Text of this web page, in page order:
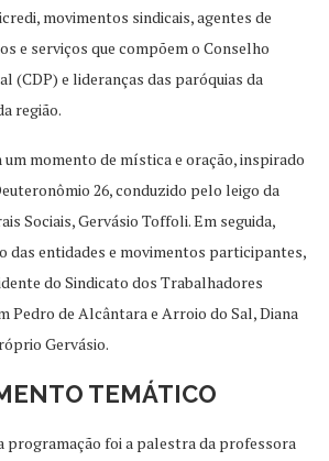
movimentos sindicais, agentes de
e serviços que compõem o Conselho
(CDP) e lideranças das paróquias da
região.
um momento de mística e oração, inspirado
26, conduzido pelo leigo da
Sociais, Gervásio Toffoli. Em seguida,
das entidades e movimentos participantes,
do Sindicato dos Trabalhadores
Pedro de Alcântara e Arroio do Sal, Diana
Gervásio.
TEMÁTICO
programação foi a palestra da professora